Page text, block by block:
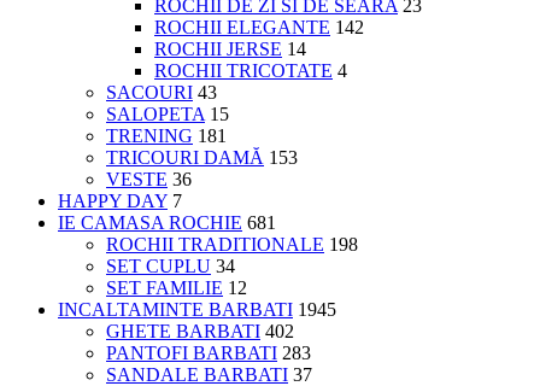
ROCHII DE ZI SI DE SEARA 23
ROCHII ELEGANTE 142
ROCHII JERSE 14
ROCHII TRICOTATE 4
SACOURI 43
SALOPETA 15
TRENING 181
TRICOURI DAMĂ 153
VESTE 36
HAPPY DAY 7
IE CAMASA ROCHIE 681
ROCHII TRADITIONALE 198
SET CUPLU 34
SET FAMILIE 12
INCALTAMINTE BARBATI 1945
GHETE BARBATI 402
PANTOFI BARBATI 283
SANDALE BARBATI 37